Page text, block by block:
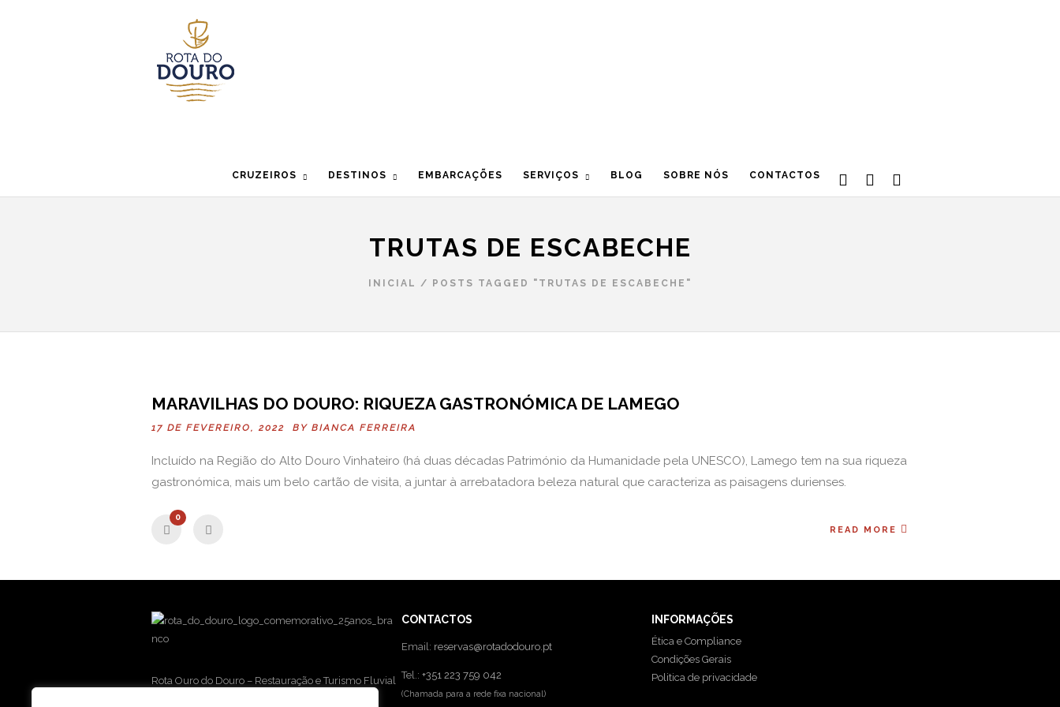
CRUZEIROS DESTINOS EMBARCAÇÕES SERVIÇOS BLOG SOBRE NÓS CONTACTOS
TRUTAS DE ESCABECHE
INICIAL / POSTS TAGGED "TRUTAS DE ESCABECHE"
MARAVILHAS DO DOURO: RIQUEZA GASTRONÓMICA DE LAMEGO
17 DE FEVEREIRO, 2022 BY BIANCA FERREIRA
Incluído na Região do Alto Douro Vinhateiro (há duas décadas Património da Humanidade pela UNESCO), Lamego tem na sua riqueza
gastronómica, mais um belo cartão de visita, a juntar à arrebatadora beleza natural que caracteriza as paisagens durienses.
0
READ MORE
Rota Ouro do Douro – Restauração e Turismo Fluvial
CONTACTOS
Email: reservas@rotadodouro.pt
Tel.: +351 223 759 042
(Chamada para a rede fixa nacional)
INFORMAÇÕES
Ética e Compliance
Condições Gerais
Politica de privacidade